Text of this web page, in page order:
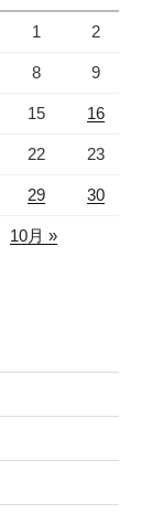
1 2
8 9
15 16
22 23
29 30
10月 »